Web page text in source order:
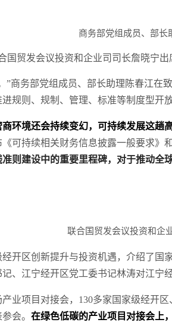
商务部党组成员、部长
贸发会议投资和企业司司长詹晓宁出
商务部党组成员、部长助理陈春江在致
规则、规制、管理、标准等制度型开放
环境还会持续变幻，可持续发展这趟
可持续相关财务信息披露一般要求
则建设中的重要里程碑，对于推动全
联合国贸发会议投资和企
开区创新提升与投资机遇，介绍了
、江宁经开区党工委书记林涛对江宁
业项目对接会，130多家国家级经开
会。 在绿色低碳的产业项目对接会上